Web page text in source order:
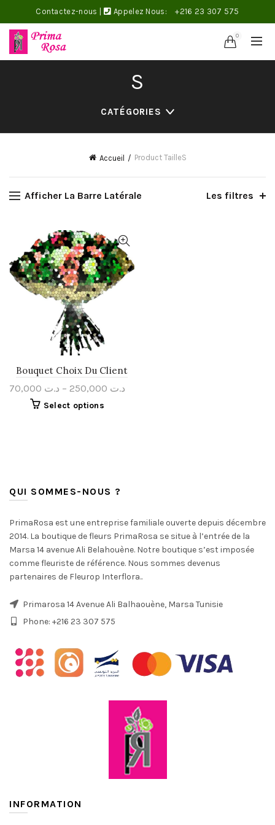
Contactez-nous Appelez Nous: +216 23 307 575
0
S
CATÉGORIES
Accueil Product TailleS
Afficher La Barre Latérale Les filtres
Bouquet Choix Du Client
د.ت – د.ت
Select options
QUI SOMMES-NOUS ?
PrimaRosa est une entreprise familiale ouverte depuis décembre
2014. La boutique de fleurs PrimaRosa se situe à l’entrée de la
Marsa 14 avenue Ali Belahouène. Notre boutique s’est imposée
comme fleuriste de référence. Nous sommes devenus
partenaires de Fleurop Interflora..
Primarosa 14 Avenue Ali Balhaouène, Marsa Tunisie
Phone: +216 23 307 575
INFORMATION